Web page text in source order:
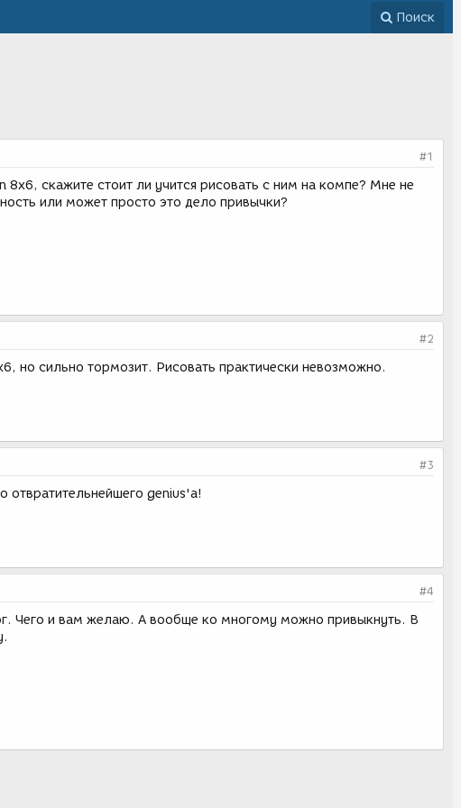
Поиск
#1
8x6, скажите стоит ли учится рисовать с ним на компе? Мне не
или может просто это дело привычки?
#2
но сильно тормозит. Рисовать практически невозможно.
#3
genius'а!
#4
Чего и вам желаю. А вообще ко многому можно привыкнуть. В